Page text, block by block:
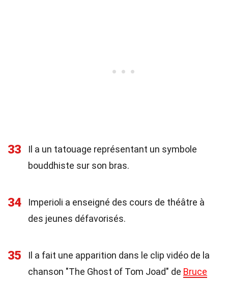
33
Il a un tatouage représentant un symbole
bouddhiste sur son bras.
34
Imperioli a enseigné des cours de théâtre à
des jeunes défavorisés.
35
Il a fait une apparition dans le clip vidéo de la
chanson "The Ghost of Tom Joad" de Bruce